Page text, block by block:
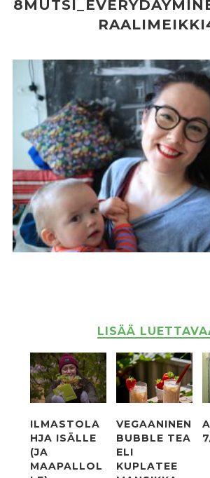
LISÄÄ
ILMASTOLA
HJA ISÄLLE
(JA
MAAPALLOL
VEGAANINEN
BUBBLE TEA
ELI
KUPLATEE